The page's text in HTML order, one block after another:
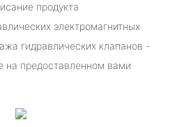
продукта
электромагнитных
гидравлических клапанов -
на предоставленном вами